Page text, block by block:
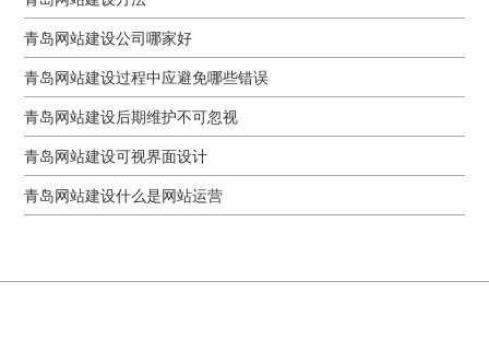
青岛网站建设公司哪家好
青岛网站建设过程中应避免哪些错误
青岛网站建设后期维护不可忽视
青岛网站建设可视界面设计
青岛网站建设什么是网站运营